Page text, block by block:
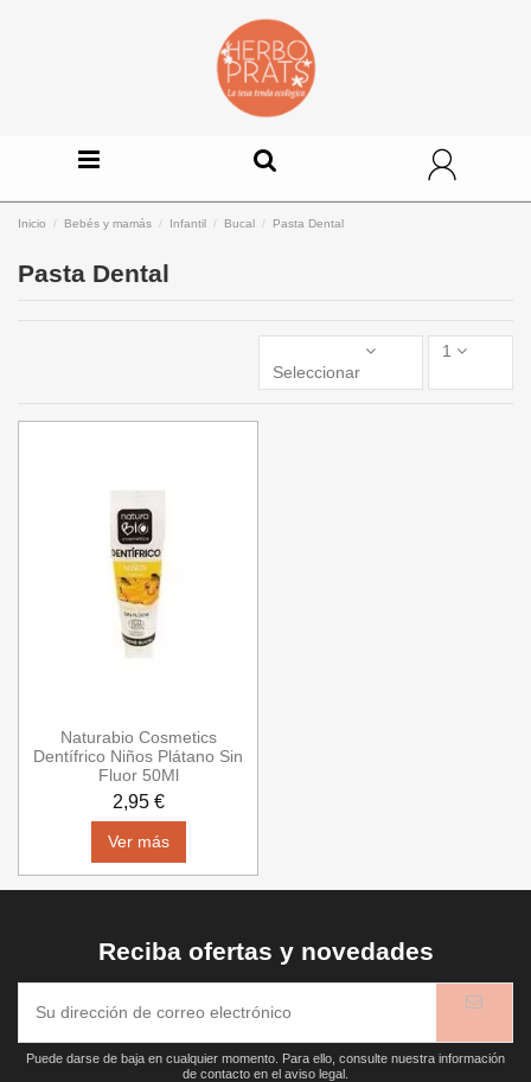
Inicio Bebés y mamás Infantil Bucal Pasta Dental
Pasta Dental
Seleccionar
1
Naturabio Cosmetics
Dentífrico Niños Plátano Sin
Fluor 50Ml
2,95 €
Ver más
Reciba ofertas y novedades
Puede darse de baja en cualquier momento. Para ello, consulte nuestra información
de contacto en el aviso legal.